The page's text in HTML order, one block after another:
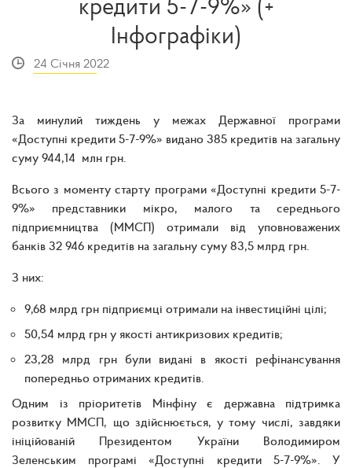
Інфографіки)
24 Січня 2022
За минулий тиждень у межах Державної програми
«Доступні кредити 5-7-9%» видано 385 кредитів на загальну
суму 944,14 млн грн.
Всього з моменту старту програми «Доступні кредити 5-7-
9%» представники мікро, малого та середнього
підприємництва (ММСП) отримали від уповноважених
банків 32 946 кредитів на загальну суму 83,5 млрд грн.
З них:
9,68 млрд грн підприємці отримали на інвестиційні цілі;
50,54 млрд грн у якості антикризових кредитів;
23,28 млрд грн були видані в якості рефінансування
попередньо отриманих кредитів.
Одним із пріоритетів Мінфіну є державна підтримка
розвитку ММСП, що здійснюється, у тому числі, завдяки
ініційованій Президентом України Володимиром
Зеленським програмі «Доступні кредити 5-7-9%». У